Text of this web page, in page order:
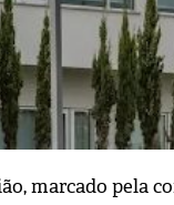
marcado pela